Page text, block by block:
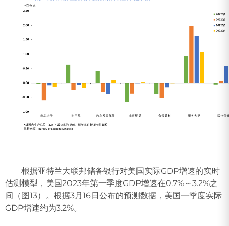
根据亚特兰大联邦储备银行对美国实际GDP增速的实时
估测模型，美国2023年第一季度GDP增速在0.7%～3.2%之
间（图13）。根据3月16日公布的预测数据，美国一季度实际
GDP增速约为3.2%。